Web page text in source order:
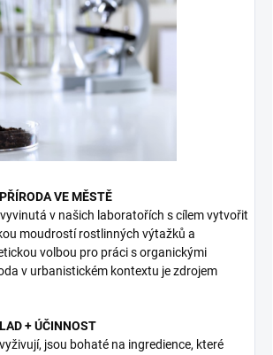
VE MĚSTĚ
v našich laboratořích s cílem vytvořit
moudrostí rostlinných výtažků a
volbou pro práci s organickými
v urbanistickém kontextu je zdrojem
+ ÚČINNOST
jsou bohaté na ingredience, které